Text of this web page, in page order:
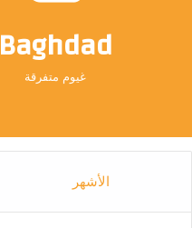
Baghdad
غيوم متفرقة
الأشهر